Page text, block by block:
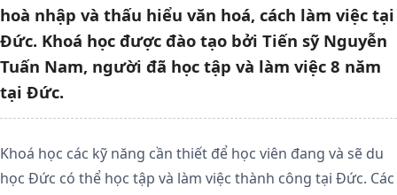
hoà nhập và thấu hiểu văn hoá, cách làm việc tại
Đức. Khoá học được đào tạo bởi Tiến sỹ Nguyễn
Tuấn Nam, người đã học tập và làm việc 8 năm
tại Đức.
Khoá học các kỹ năng cần thiết để học viên đang và sẽ du
học Đức có thể học tập và làm việc thành công tại Đức. Các